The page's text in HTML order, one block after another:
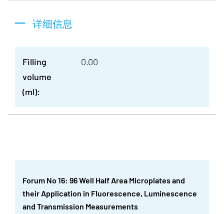
详细信息
Filling
volume
(ml):
0.00
Forum No 16: 96 Well Half Area Microplates and
their Application in Fluorescence, Luminescence
and Transmission Measurements